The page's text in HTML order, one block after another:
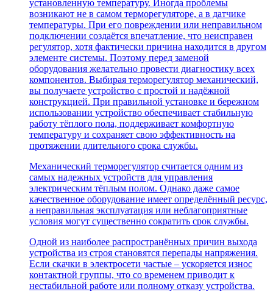
установленную температуру. Иногда проблемы
возникают не в самом терморегуляторе, а в датчике
температуры. При его повреждении или неправильном
подключении создаётся впечатление, что неисправен
регулятор, хотя фактически причина находится в другом
элементе системы. Поэтому перед заменой
оборудования желательно провести диагностику всех
компонентов. Выбирая терморегулятор механический,
вы получаете устройство с простой и надёжной
конструкцией. При правильной установке и бережном
использовании устройство обеспечивает стабильную
работу тёплого пола, поддерживает комфортную
температуру и сохраняет свою эффективность на
протяжении длительного срока службы.
Механический терморегулятор считается одним из
самых надежных устройств для управления
электрическим тёплым полом. Однако даже самое
качественное оборудование имеет определённый ресурс,
а неправильная эксплуатация или неблагоприятные
условия могут существенно сократить срок службы.
Одной из наиболее распространённых причин выхода
устройства из строя становятся перепады напряжения.
Если скачки в электросети частые – ускоряется износ
контактной группы, что со временем приводит к
нестабильной работе или полному отказу устройства.